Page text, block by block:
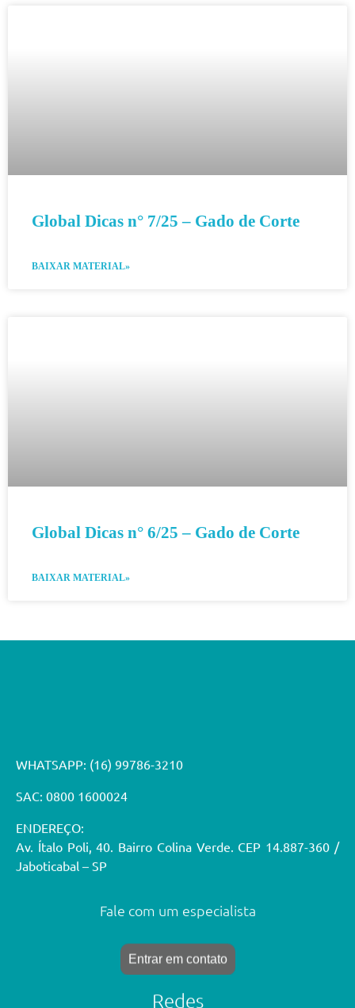
Global Dicas n° 7/25 – Gado de Corte
BAIXAR MATERIAL»
Global Dicas n° 6/25 – Gado de Corte
BAIXAR MATERIAL»
WHATSAPP: (16) 99786-3210
SAC: 0800 1600024
ENDEREÇO:
Av. Ítalo Poli, 40. Bairro Colina Verde. CEP 14.887-360 /
Jaboticabal – SP
Fale com um especialista
Entrar em contato
Redes